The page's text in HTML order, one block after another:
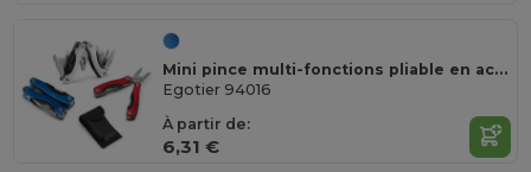
Mini pince multi-fonctions pliable en acier inoxydable et aluminium
Egotier 94016
À partir de:
6,31 €